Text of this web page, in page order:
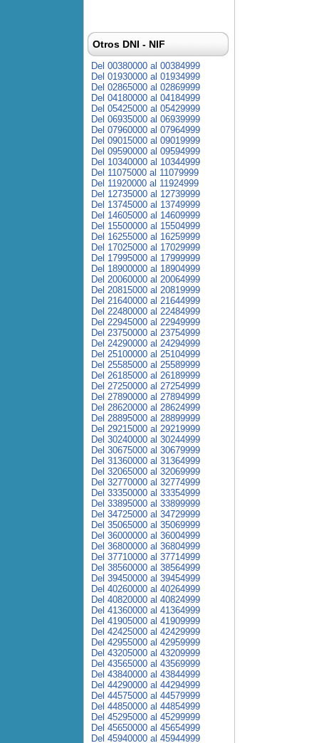
Otros DNI - NIF
Del 00380000 al 00384999
Del 01930000 al 01934999
Del 02865000 al 02869999
Del 04180000 al 04184999
Del 05425000 al 05429999
Del 06935000 al 06939999
Del 07960000 al 07964999
Del 09015000 al 09019999
Del 09590000 al 09594999
Del 10340000 al 10344999
Del 11075000 al 11079999
Del 11920000 al 11924999
Del 12735000 al 12739999
Del 13745000 al 13749999
Del 14605000 al 14609999
Del 15500000 al 15504999
Del 16255000 al 16259999
Del 17025000 al 17029999
Del 17995000 al 17999999
Del 18900000 al 18904999
Del 20060000 al 20064999
Del 20815000 al 20819999
Del 21640000 al 21644999
Del 22480000 al 22484999
Del 22945000 al 22949999
Del 23750000 al 23754999
Del 24290000 al 24294999
Del 25100000 al 25104999
Del 25585000 al 25589999
Del 26185000 al 26189999
Del 27250000 al 27254999
Del 27890000 al 27894999
Del 28620000 al 28624999
Del 28895000 al 28899999
Del 29215000 al 29219999
Del 30240000 al 30244999
Del 30675000 al 30679999
Del 31360000 al 31364999
Del 32065000 al 32069999
Del 32770000 al 32774999
Del 33350000 al 33354999
Del 33895000 al 33899999
Del 34725000 al 34729999
Del 35065000 al 35069999
Del 36000000 al 36004999
Del 36800000 al 36804999
Del 37710000 al 37714999
Del 38560000 al 38564999
Del 39450000 al 39454999
Del 40260000 al 40264999
Del 40820000 al 40824999
Del 41360000 al 41364999
Del 41905000 al 41909999
Del 42425000 al 42429999
Del 42955000 al 42959999
Del 43205000 al 43209999
Del 43565000 al 43569999
Del 43840000 al 43844999
Del 44290000 al 44294999
Del 44575000 al 44579999
Del 44850000 al 44854999
Del 45295000 al 45299999
Del 45650000 al 45654999
Del 45940000 al 45944999